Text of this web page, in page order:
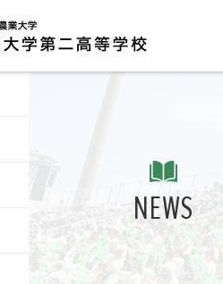
NEWS